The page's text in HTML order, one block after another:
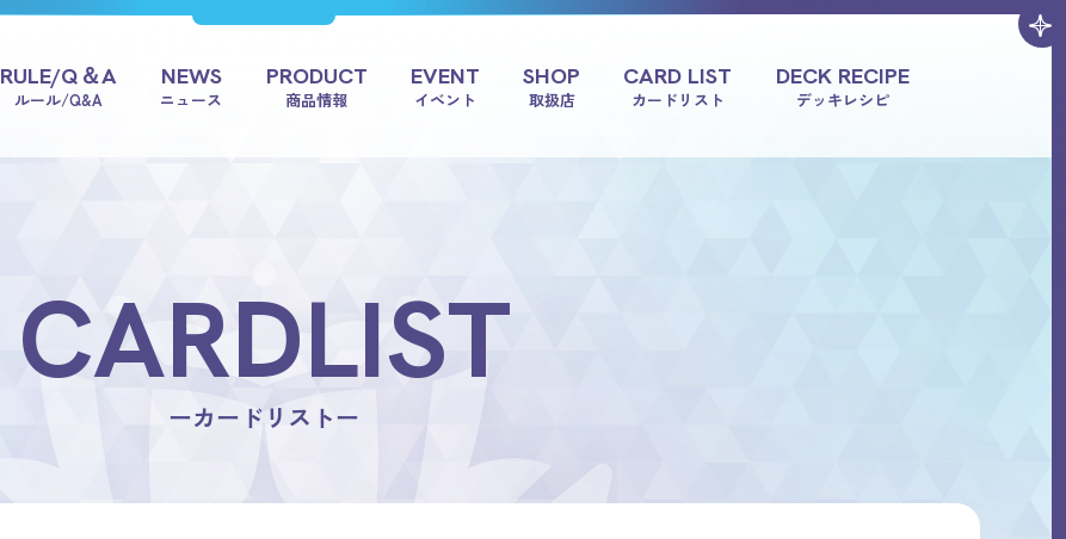
RULE/Q＆A
ルール/Q&A
NEWS
ニュース
PRODUCT
商品情報
EVENT
イベント
SHOP
取扱店
CARD LIST
カードリスト
DECK RECIPE
デッキレシピ
CARDLIST
ーカードリストー